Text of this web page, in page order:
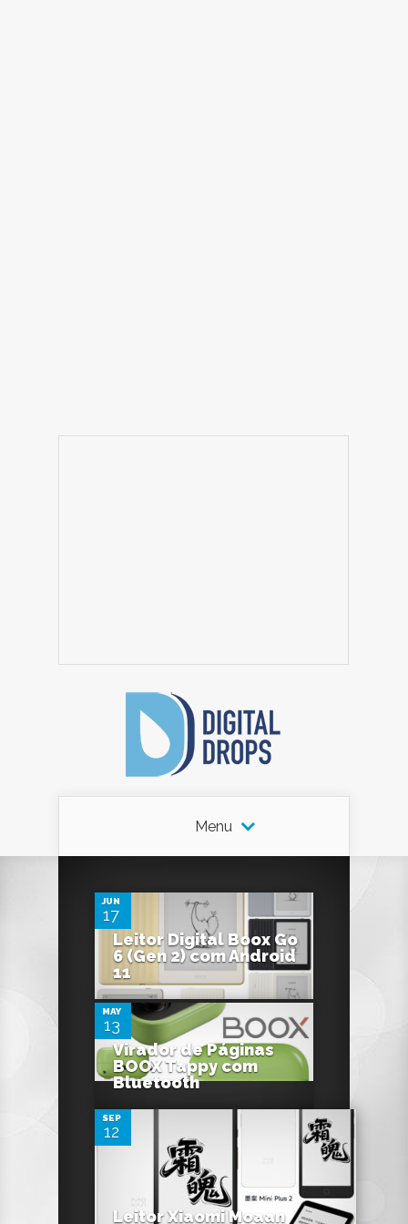
Menu
JUN
17
Leitor Digital Boox Go
6 (Gen 2) com Android
11
Boox
leitor digital
Kindle
MAY
13
0
Virador de Páginas
BOOX Tappy com
Bluetooth
Boox
SEP
12
0
Leitor Xiaomi Moaan